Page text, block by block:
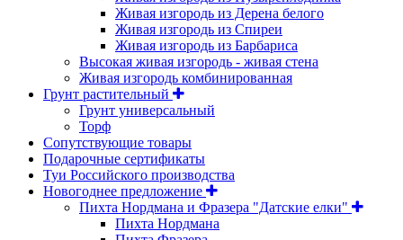
Живая изгородь из Дерена белого
Живая изгородь из Спиреи
Живая изгородь из Барбариса
Высокая живая изгородь - живая стена
Живая изгородь комбинированная
Грунт растительный
Грунт универсальный
Торф
Сопутствующие товары
Подарочные сертификаты
Туи Российского производства
Новогоднее предложение
Пихта Нордмана и Фразера "Датские елки"
Пихта Нордмана